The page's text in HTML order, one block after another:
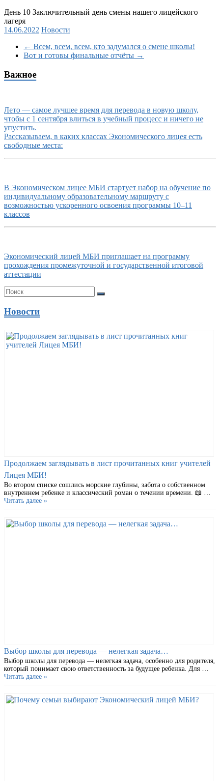
День 10 Заключительный день смены нашего лицейского
лагеря
14.06.2022 Новости
← Всем, всем, всем, кто задумался о смене школы!
Вот и готовы финальные отчёты →
Важное
Лето — самое лучшее время для перевода в новую школу,
чтобы с 1 сентября влиться в учебный процесс и ничего не
упустить.
Рассказываем, в каких классах Экономического лицея есть
свободные места:
В Экономическом лицее МБИ стартует набор на обучение по
индивидуальному образовательному маршруту с
возможностью ускоренного освоения программы 10–11
классов
Экономический лицей МБИ приглашает на программу
прохождения промежуточной и государственной итоговой
аттестации
Новости
Продолжаем заглядывать в лист прочитанных книг учителей
Лицея МБИ!
Во втором списке сошлись морские глубины, забота о собственном
внутреннем ребенке и классический роман о течении времени. 📖 …
Читать далее »
Выбор школы для перевода — нелегкая задача…
Выбор школы для перевода — нелегкая задача, особенно для родителя,
который понимает свою ответственность за будущее ребенка. Для …
Читать далее »